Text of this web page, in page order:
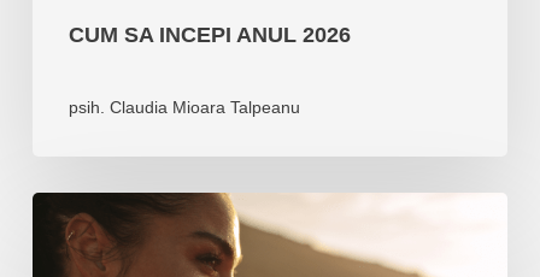
CUM SA INCEPI ANUL 2026
psih. Claudia Mioara Talpeanu